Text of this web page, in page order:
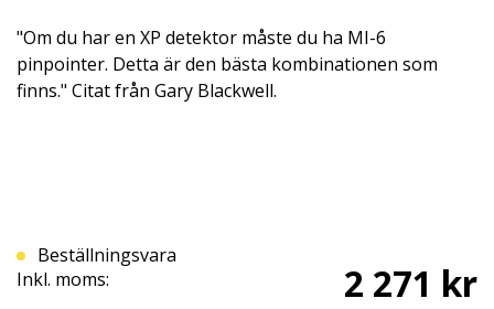
"Om du har en XP detektor måste du ha MI-6
pinpointer. Detta är den bästa kombinationen som
finns." Citat från Gary Blackwell.
Beställningsvara
Inkl. moms:
2 271 kr